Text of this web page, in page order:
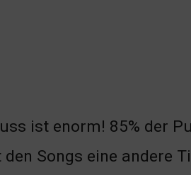
ist enorm! 85% der
Songs eine andere